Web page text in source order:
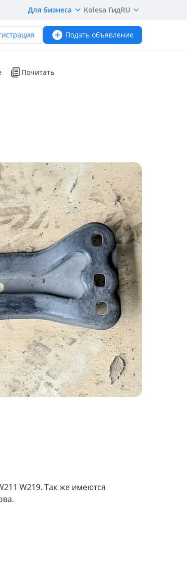
Для бизнеса Kolesa ГидRU
Подать объявление
Почитать
W219. Так же имеются